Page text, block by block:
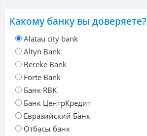
Какому банку вы доверяете?
Alatau city bank
Altyn Bank
Bereke Bank
Forte Bank
Банк RBK
Банк ЦентрКредит
Евразийский Банк
Отбасы банк